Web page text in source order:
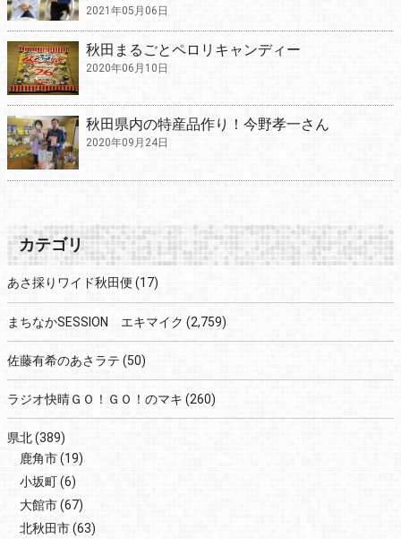
2021年05月06日
秋田まるごとペロリキャンディー
2020年06月10日
秋田県内の特産品作り！今野孝一さん
2020年09月24日
カテゴリ
あさ採りワイド秋田便 (17)
まちなかSESSION エキマイク (2,759)
佐藤有希のあさラテ (50)
ラジオ快晴ＧＯ！ＧＯ！のマキ (260)
県北(389)
鹿角市(19)
小坂町(6)
大館市(67)
北秋田市(63)